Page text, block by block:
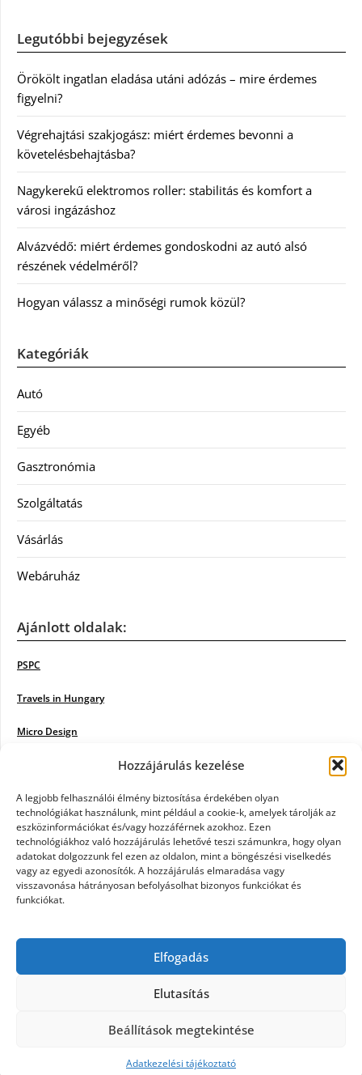
Hozzájárulás kezelése
A legjobb felhasználói élmény biztosítása érdekében olyan
technológiákat használunk, mint például a cookie-k, amelyek tárolják az
eszközinformációkat és/vagy hozzáférnek azokhoz. Ezen
technológiákhoz való hozzájárulás lehetővé teszi számunkra, hogy olyan
adatokat dolgozzunk fel ezen az oldalon, mint a böngészési viselkedés
vagy az egyedi azonosítók. A hozzájárulás elmaradása vagy
visszavonása hátrányosan befolyásolhat bizonyos funkciókat és
funkciókat.
Elfogadás
Elutasítás
Beállítások megtekintése
Adatkezelési tájékoztató
Legutóbbi bejegyzések
Örökölt ingatlan eladása utáni adózás – mire érdemes
figyelni?
Végrehajtási szakjogász: miért érdemes bevonni a
követelésbehajtásba?
Nagykerekű elektromos roller: stabilitás és komfort a
városi ingázáshoz
Alvázvédő: miért érdemes gondoskodni az autó alsó
részének védelméről?
Hogyan válassz a minőségi rumok közül?
Kategóriák
Autó
Egyéb
Gasztronómia
Szolgáltatás
Vásárlás
Webáruház
Ajánlott oldalak:
PSPC
Travels in Hungary
Micro Design
Poiwiki
Öntözőrendszer
Jazz Steps
Unicorn Multipro
WordPress Theme